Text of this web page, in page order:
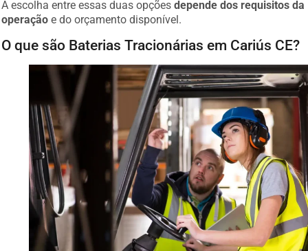
A escolha entre essas duas opçõesdepende dos requisitos da
operação e do orçamento disponível.
O que são Baterias Tracionárias em Cariús CE?